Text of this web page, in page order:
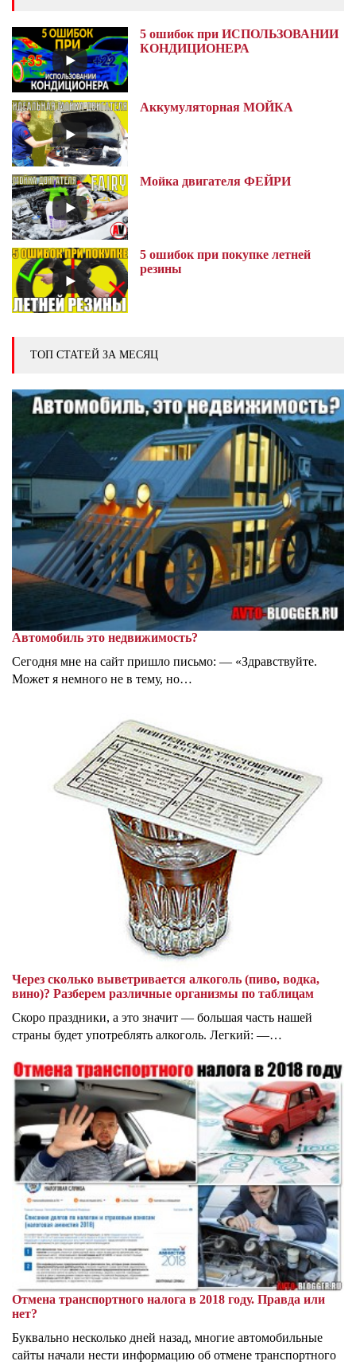
5 ошибок при ИСПОЛЬЗОВАНИИ
КОНДИЦИОНЕРА
Аккумуляторная МОЙКА
Мойка двигателя ФЕЙРИ
5 ошибок при покупке летней
резины
ТОП СТАТЕЙ ЗА МЕСЯЦ
Автомобиль это недвижимость?
Сегодня мне на сайт пришло письмо: — «Здравствуйте.
Может я немного не в тему, но…
Через сколько выветривается алкоголь (пиво, водка,
вино)? Разберем различные организмы по таблицам
Скоро праздники, а это значит — большая часть нашей
страны будет употреблять алкоголь. Легкий: —…
Отмена транспортного налога в 2018 году. Правда или
нет?
Буквально несколько дней назад, многие автомобильные
сайты начали нести информацию об отмене транспортного